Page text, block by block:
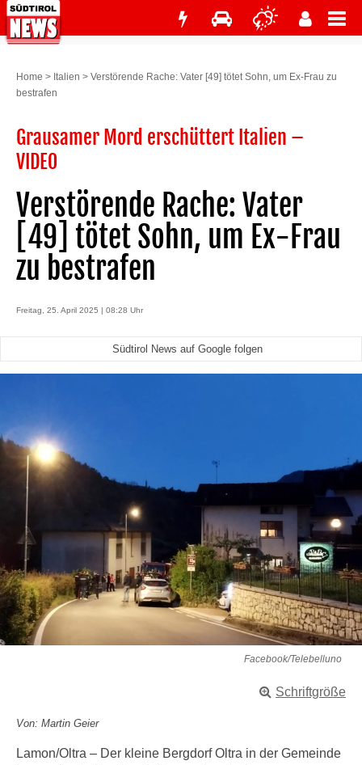
Home > Italien > Verstörende Rache: Vater [49] tötet Sohn, um Ex-Frau zu
bestrafen
Grausamer Mord erschüttert Italien –
VIDEO
Verstörende Rache: Vater
[49] tötet Sohn, um Ex-Frau
zu bestrafen
Freitag, 25. April 2025 | 08:28 Uhr
Südtirol News auf Google folgen
Facebook/Telebelluno
Schriftgröße
Von: Martin Geier
Lamon/Oltra – Der kleine Bergdorf Oltra in der Gemeinde